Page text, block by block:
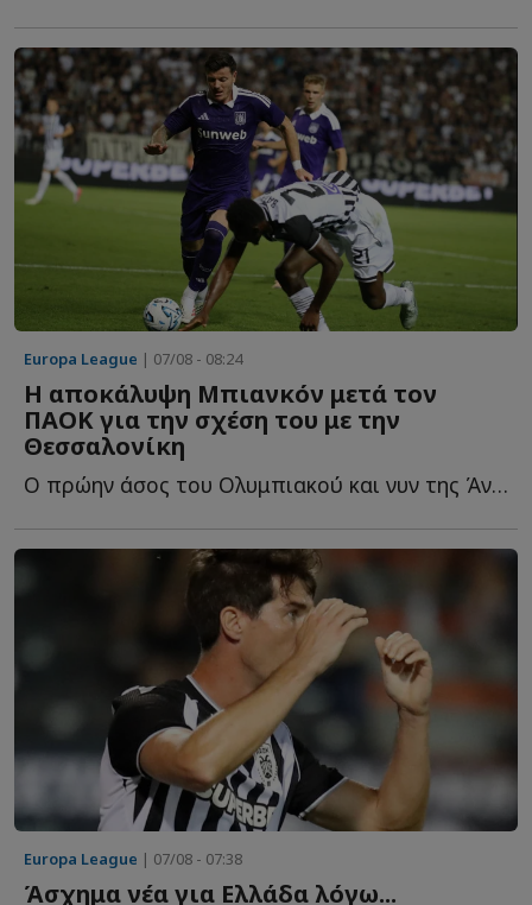
Europa League | 07/08 - 08:24
Η αποκάλυψη Μπιανκόν μετά τον
ΠΑΟΚ για την σχέση του με την
Θεσσαλονίκη
Ο πρώην άσος του Ολυμπιακού και νυν της Άντερλεχτ, αποθέωσε τ...
Europa League | 07/08 - 07:38
Άσχημα νέα για Ελλάδα λόγω...